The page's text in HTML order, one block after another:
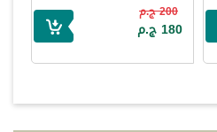
200 ج.م
180 ج.م